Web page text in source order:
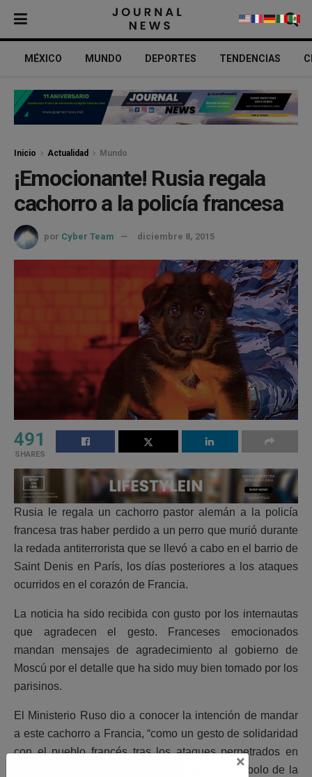
MÉXICO MUNDO DEPORTES TENDENCIAS
Inicio Actualidad Mundo
¡Emocionante! Rusia regala
cachorro a la policía francesa
por Cyber Team diciembre 8, 2015
491
SHARES
Rusia le regala un cachorro pastor alemán a la policía
francesa tras haber perdido a un perro que murió durante
la redada antiterrorista que se llevó a cabo en el barrio de
Saint Denis en París, los días posteriores a los ataques
ocurridos en el corazón de Francia.
La noticia ha sido recibida con gusto por los internautas
que agradecen el gesto. Franceses emocionados
mandan mensajes de agradecimiento al gobierno de
Moscú por el detalle que ha sido muy bien tomado por los
parisinos.
El Ministerio Ruso dio a conocer la intención de mandar
a este cachorro a Francia, “como un gesto de solidaridad
con el pueblo francés tras los ataques perpetrados en
París en el mes de noviembre.” Y será un símbolo de la
×